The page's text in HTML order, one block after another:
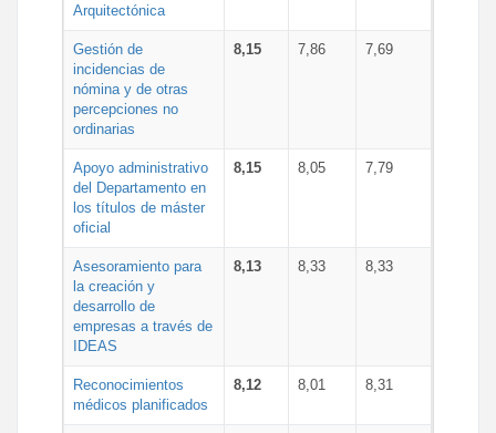
Arquitectónica
Gestión de
incidencias de
nómina y de otras
percepciones no
ordinarias
8,15 7,86 7,69
Apoyo administrativo
del Departamento en
los títulos de máster
oficial
8,15 8,05 7,79
Asesoramiento para
la creación y
desarrollo de
empresas a través de
IDEAS
8,13 8,33 8,33
Reconocimientos
médicos planificados
8,12 8,01 8,31